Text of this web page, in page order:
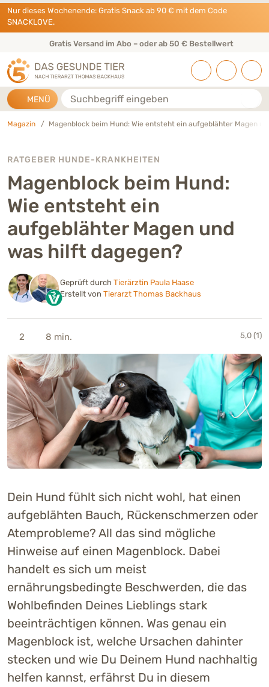
Direkt zu:
INHALT
HAUPTMENÜ
FOOTER
Nur dieses Wochenende: Gratis Snack ab 90 € mit dem Code
SNACKLOVE.
Gratis Versand im Abo – oder ab 50 € Bestellwert
MENÜ Suche
Magazin Magenblock beim Hund: Wie entsteht ein aufgeblähter Magen
RATGEBER HUNDE-KRANKHEITEN
Magenblock beim Hund:
Wie entsteht ein
aufgeblähter Magen und
was hilft dagegen?
Geprüft durch Tierärztin Paula Haase
Erstellt von Tierarzt Thomas Backhaus
2 8 min. 5,0 (1)
Dein Hund fühlt sich nicht wohl, hat einen
aufgeblähten Bauch, Rückenschmerzen oder
Atemprobleme? All das sind mögliche
Hinweise auf einen Magenblock. Dabei
handelt es sich um meist
ernährungsbedingte Beschwerden, die das
Wohlbefinden Deines Lieblings stark
beeinträchtigen können. Was genau ein
Magenblock ist, welche Ursachen dahinter
stecken und wie Du Deinem Hund nachhaltig
helfen kannst, erfährst Du in diesem